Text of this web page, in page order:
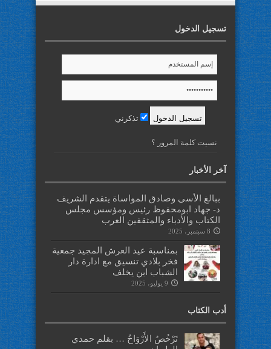
تسجيل الدخول
تذكرني
نسيت كلمة المرور ؟
آخر الأخبار
ببالغ الأسى وصادق المواساة يتقدم الشريف
د- جهاد ابومحفوظ رئيس ومؤسس مجلس
الكتاب والأدباء والمثقفين العرب
8 سبتمبر، 2025
بمناسبة عيد العرش المجيد جمعية
فخر بلادي تنسيق مع ادارة دار
الشباب ابن يخلف
9 يوليو، 2025
أدب الكتاب
تَرْخُصُ الأَرْوَاحُ … بقلم حمدي